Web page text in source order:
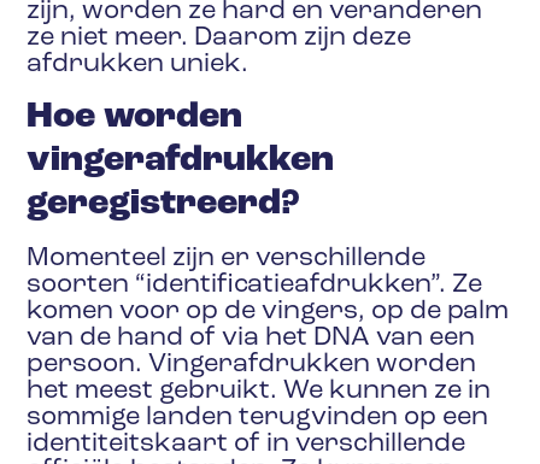
zijn, worden ze hard en veranderen
ze niet meer. Daarom zijn deze
afdrukken uniek.
Hoe worden
vingerafdrukken
geregistreerd?
Momenteel zijn er verschillende
soorten “identificatieafdrukken”. Ze
komen voor op de vingers, op de palm
van de hand of via het DNA van een
persoon. Vingerafdrukken worden
het meest gebruikt. We kunnen ze in
sommige landen terugvinden op een
identiteitskaart of in verschillende